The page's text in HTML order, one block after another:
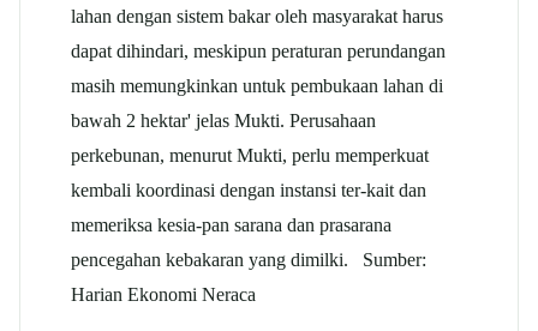
lahan dengan sistem bakar oleh masyarakat harus
dapat dihindari, meskipun peraturan perundangan
masih memungkinkan untuk pembukaan lahan di
bawah 2 hektar' jelas Mukti. Perusahaan
perkebunan, menurut Mukti, perlu memperkuat
kembali koordinasi dengan instansi ter-kait dan
memeriksa kesia-pan sarana dan prasarana
pencegahan kebakaran yang dimilki. Sumber:
Harian Ekonomi Neraca